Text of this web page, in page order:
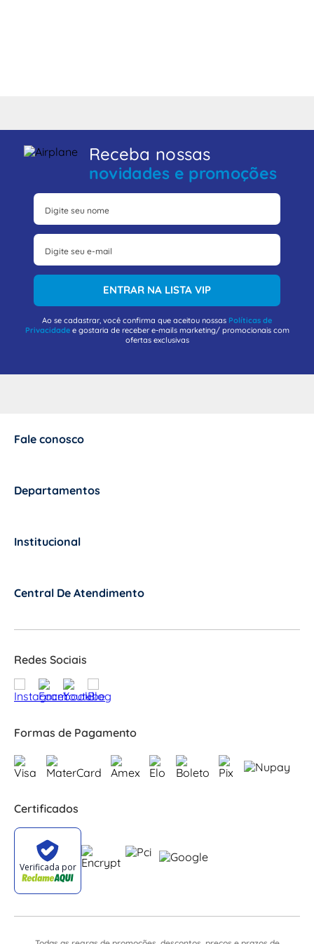
Receba nossas
novidades e promoções
ENTRAR NA LISTA VIP
Ao se cadastrar, você confirma que aceitou nossas Políticas de
Privacidadee gostaria de receber e-mails marketing/ promocionais com
ofertas exclusivas
Fale conosco
Departamentos
Institucional
Central De Atendimento
Redes Sociais
Formas de Pagamento
Certificados